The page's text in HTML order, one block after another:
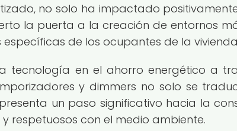
no solo ha impactado
la puerta a la creación de entornos
específicas de los ocupantes de la
tecnología en el ahorro energético a
y dimmers no solo se
un paso significativo hacia la
respetuosos con el medio ambiente.